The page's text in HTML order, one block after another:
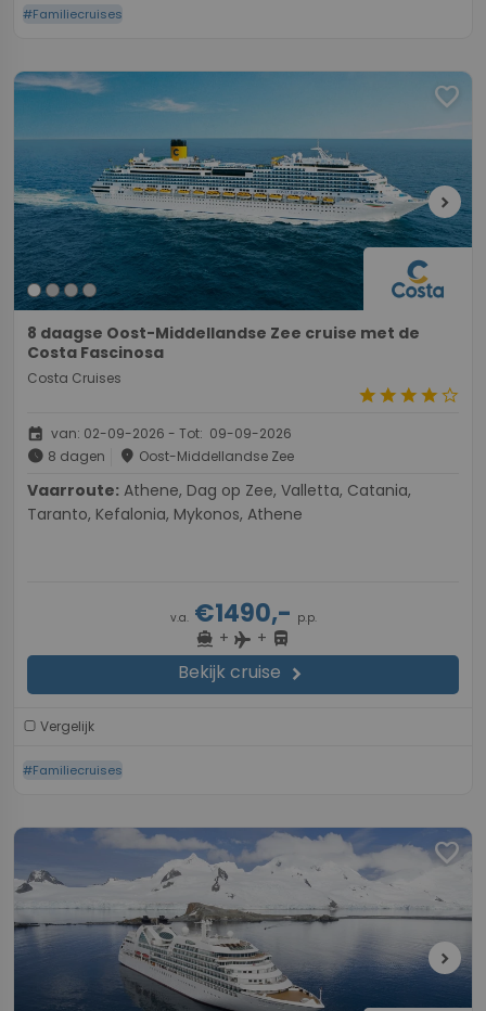
#Familiecruises
favorite
chevron_right
8 daagse Oost-Middellandse Zee cruise met de
Costa Fascinosa
Costa Cruises
starstarstarstarstar_border
event van: 02-09-2026 - Tot: 09-09-2026
schedule 8 dagen place Oost-Middellandse Zee
Vaarroute:
Taranto, Kefalonia, Mykonos, Athene
v.a.€1490,- p.p.
directions_boat + flight + directions_bus
Bekijk cruise chevron_right
Vergelijk
#Familiecruises
favorite
chevron_right